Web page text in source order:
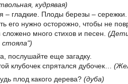
кудрявая)
– гладкие. Плоды березы –
его нужно осторожно, чтобы не
много стихов и песен.
стояла")
послушайте еще загадку.
клубочек спрятался дубочек…
плод какого дерева? (дуба)